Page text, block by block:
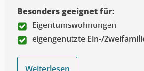
Besonders geeignet für:
Eigentumswohnungen
eigengenutzte Ein-/
Weiterlesen